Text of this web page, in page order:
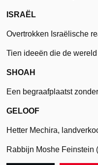
ISRAËL
Overtrokken Israëlische
Tien ideeën die de
SHOAH
Een begraafplaatst
GELOOF
Hetter Mechira,
Rabbijn Moshe Feinstein